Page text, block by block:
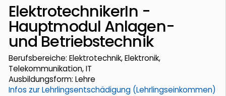
ElektrotechnikerIn -
Hauptmodul Anlagen-
und Betriebstechnik
Berufsbereiche: Elektrotechnik, Elektronik,
Telekommunikation, IT
Ausbildungsform: Lehre
Infos zur Lehrlingsentschädigung (Lehrlingseinkommen)